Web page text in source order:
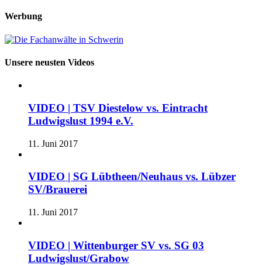
Werbung
Unsere neusten Videos
VIDEO | TSV Diestelow vs. Eintracht
Ludwigslust 1994 e.V.
11. Juni 2017
VIDEO | SG Lübtheen/Neuhaus vs. Lübzer
SV/Brauerei
11. Juni 2017
VIDEO | Wittenburger SV vs. SG 03
Ludwigslust/Grabow